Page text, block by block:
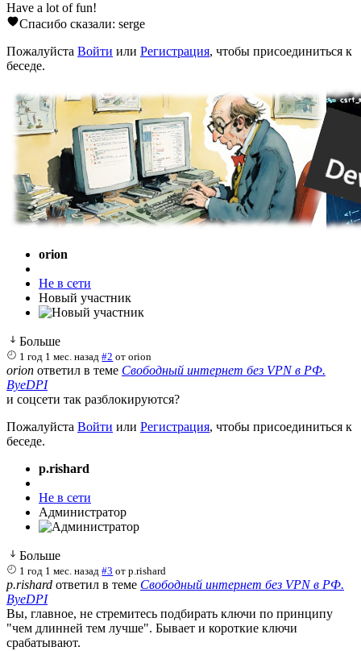
Have a lot of fun!
Спасибо сказали: serge
Пожалуйста Войти или Регистрация, чтобы присоединиться к
беседе.
orion
Не в сети
Новый участник
Больше
1 год 1 мес. назад #2 отorion
orion ответил в теме Свободный интернет без VPN в РФ.
ByeDPI
и соцсети так разблокируются?
Пожалуйста Войти или Регистрация, чтобы присоединиться к
беседе.
p.rishard
Не в сети
Администратор
Больше
1 год 1 мес. назад #3 отp.rishard
p.rishard ответил в теме Свободный интернет без VPN в РФ.
ByeDPI
Вы, главное, не стремитесь подбирать ключи по принципу
"чем длинней тем лучше". Бывает и короткие ключи
срабатывают.